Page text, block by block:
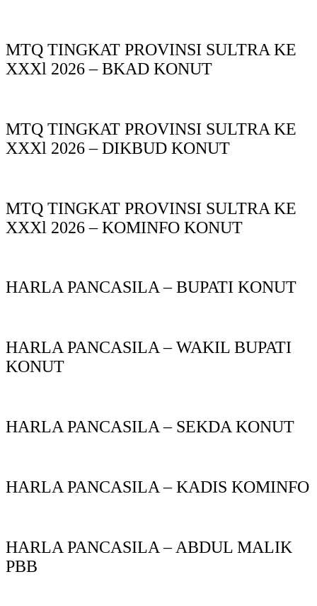
MTQ TINGKAT PROVINSI SULTRA KE
XXXl 2026 – BKAD KONUT
MTQ TINGKAT PROVINSI SULTRA KE
XXXl 2026 – DIKBUD KONUT
MTQ TINGKAT PROVINSI SULTRA KE
XXXl 2026 – KOMINFO KONUT
HARLA PANCASILA – BUPATI KONUT
HARLA PANCASILA – WAKIL BUPATI
KONUT
HARLA PANCASILA – SEKDA KONUT
HARLA PANCASILA – KADIS KOMINFO
HARLA PANCASILA – ABDUL MALIK
PBB